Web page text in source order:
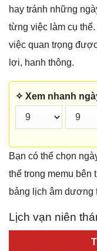
hay tránh những
từng việc làm cụ
việc quan trọng
lợi, hanh thông.
✧ Xem nhanh
Bạn có thể chọn
thể trong memu bên
bảng lịch âm dương
Lịch vạn niên